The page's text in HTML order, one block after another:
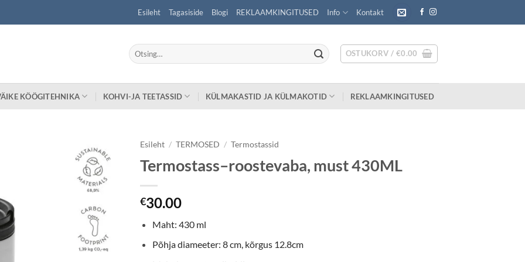
Esileht Tagasiside Blogi REKLAAMKINGITUSED Info Kontakt
Otsi: OSTUKORV / €0.00
KÖÖGITEHNIKA KOHVI-JA TEETASSID KÜLMAKASTID JA KÜLMAKOTID REKLAAMKINGITUSED
Esileht / TERMOSED / Termostassid
Termostass–roostevaba, must 430ML
€30.00
Maht: 430 ml
Põhja diameeter: 8 cm, kõrgus 12.8cm